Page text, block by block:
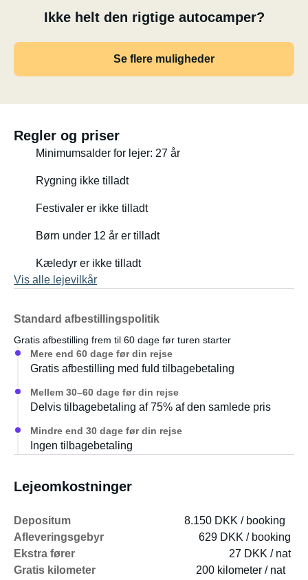
Ikke helt den rigtige autocamper?
Se flere muligheder
Regler og priser
Minimumsalder for lejer: 27 år
Rygning ikke tilladt
Festivaler er ikke tilladt
Børn under 12 år er tilladt
Kæledyr er ikke tilladt
Vis alle lejevilkår
Standard afbestillingspolitik
Gratis afbestilling frem til 60 dage før turen starter
Mere end 60 dage før din rejse
Gratis afbestilling med fuld tilbagebetaling
Mellem 30–60 dage før din rejse
Delvis tilbagebetaling af 75% af den samlede pris
Mindre end 30 dage før din rejse
Ingen tilbagebetaling
Lejeomkostninger
Depositum
8.150 DKK / booking
Afleveringsgebyr
629 DKK / booking
Ekstra fører
27 DKK / nat
Gratis kilometer
200 kilometer / nat